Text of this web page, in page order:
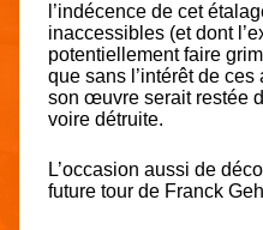
l’indécence de cet
inaccessibles (et dont
potentiellement faire
que sans l’intérêt de
son œuvre serait restée
voire détruite.
L’occasion aussi de
future tour de Franck